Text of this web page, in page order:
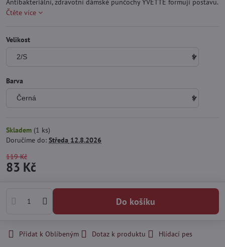
Antibakteriální, zdravotní dámské punčochy YVETTE formují postavu.
Čtěte více
Velikost
Barva
Skladem (1 ks)
Doručíme do: Středa 12.8.2026
119 Kč
83 Kč
Do košíku
Přidat k Oblíbeným Dotaz k produktu
Hlídací pes